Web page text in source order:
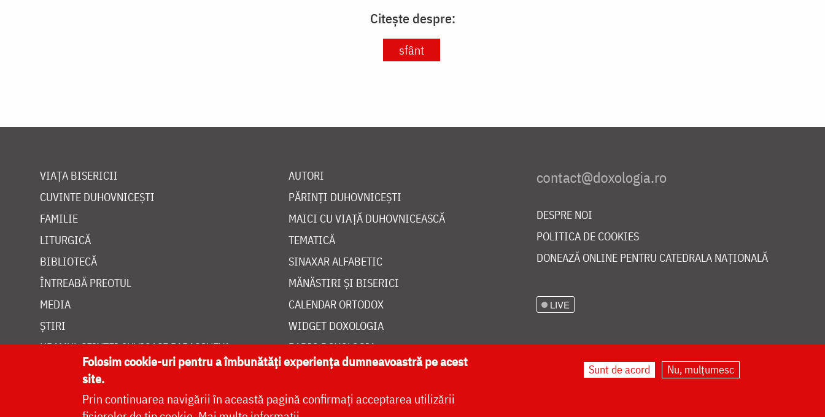
Citește despre:
sfânt
VIAȚA BISERICII
CUVINTE DUHOVNICEȘTI
FAMILIE
LITURGICĂ
BIBLIOTECĂ
ÎNTREABĂ PREOTUL
MEDIA
ȘTIRI
HRAMUL SFINTEI CUVIOASE PARASCHEVA
AUTORI
PĂRINȚI DUHOVNICEȘTI
MAICI CU VIAȚĂ DUHOVNICEASCĂ
TEMATICĂ
SINAXAR ALFABETIC
MĂNĂSTIRI ȘI BISERICI
CALENDAR ORTODOX
WIDGET DOXOLOGIA
RADIO DOXOLOGIA
DESPRE NOI
POLITICA DE COOKIES
DONEAZĂ ONLINE PENTRU CATEDRALA NAȚIONALĂ
LIVE
Folosim cookie-uri pentru a îmbunătăți experiența dumneavoastră pe acest
site.
Prin continuarea navigării în această pagină confirmați acceptarea utilizării
Sunt de acord Nu, mulțumesc